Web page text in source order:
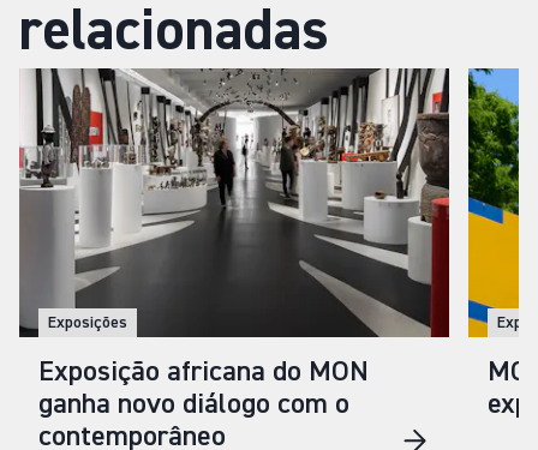
relacionadas
Exposições
Exposição africana do MON
ganha novo diálogo com o
contemporâneo